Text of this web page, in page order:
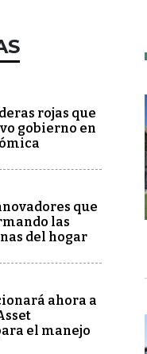
rojas que
gobierno en
que
las
del hogar
ahora a
el manejo